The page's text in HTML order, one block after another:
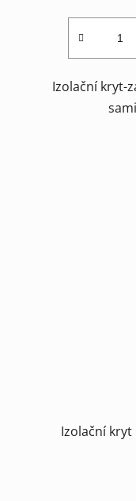
Izolační kryt-
Izolační kryt